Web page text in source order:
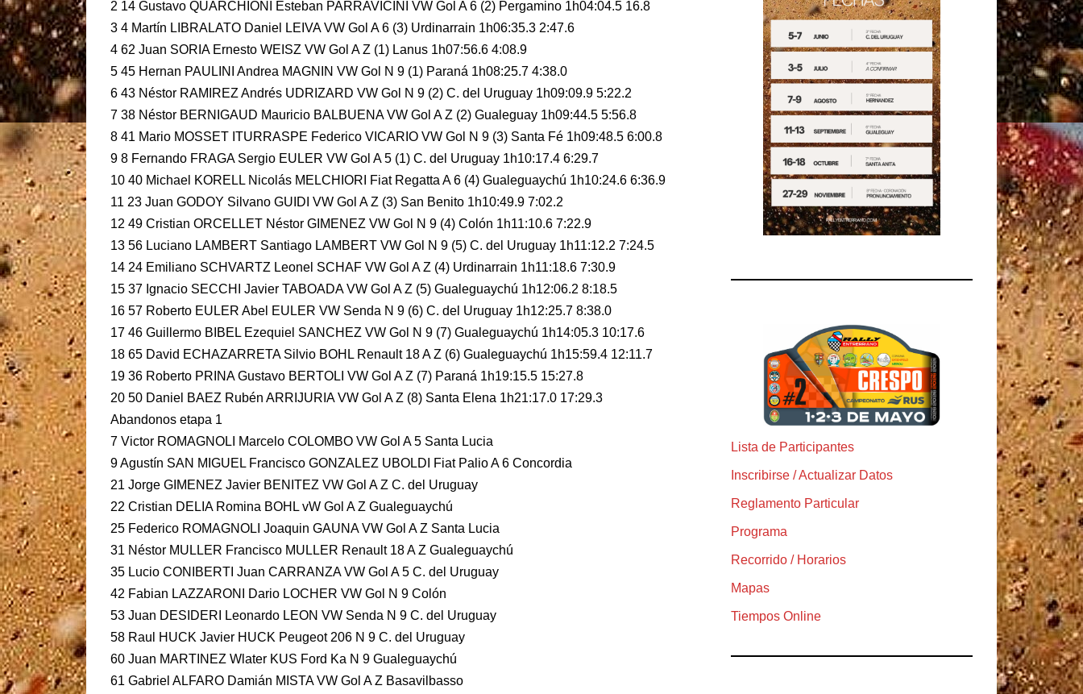
2 14 Gustavo QUARCHIONI Esteban PARRAVICINI VW Gol A 6 (2) Pergamino 1h04:04.5 16.8
3 4 Martín LIBRALATO Daniel LEIVA VW Gol A 6 (3) Urdinarrain 1h06:35.3 2:47.6
4 62 Juan SORIA Ernesto WEISZ VW Gol A Z (1) Lanus 1h07:56.6 4:08.9
5 45 Hernan PAULINI Andrea MAGNIN VW Gol N 9 (1) Paraná 1h08:25.7 4:38.0
6 43 Néstor RAMIREZ Andrés UDRIZARD VW Gol N 9 (2) C. del Uruguay 1h09:09.9 5:22.2
7 38 Néstor BERNIGAUD Mauricio BALBUENA VW Gol A Z (2) Gualeguay 1h09:44.5 5:56.8
8 41 Mario MOSSET ITURRASPE Federico VICARIO VW Gol N 9 (3) Santa Fé 1h09:48.5 6:00.8
9 8 Fernando FRAGA Sergio EULER VW Gol A 5 (1) C. del Uruguay 1h10:17.4 6:29.7
10 40 Michael KORELL Nicolás MELCHIORI Fiat Regatta A 6 (4) Gualeguaychú 1h10:24.6 6:36.9
11 23 Juan GODOY Silvano GUIDI VW Gol A Z (3) San Benito 1h10:49.9 7:02.2
12 49 Cristian ORCELLET Néstor GIMENEZ VW Gol N 9 (4) Colón 1h11:10.6 7:22.9
13 56 Luciano LAMBERT Santiago LAMBERT VW Gol N 9 (5) C. del Uruguay 1h11:12.2 7:24.5
14 24 Emiliano SCHVARTZ Leonel SCHAF VW Gol A Z (4) Urdinarrain 1h11:18.6 7:30.9
15 37 Ignacio SECCHI Javier TABOADA VW Gol A Z (5) Gualeguaychú 1h12:06.2 8:18.5
16 57 Roberto EULER Abel EULER VW Senda N 9 (6) C. del Uruguay 1h12:25.7 8:38.0
17 46 Guillermo BIBEL Ezequiel SANCHEZ VW Gol N 9 (7) Gualeguaychú 1h14:05.3 10:17.6
18 65 David ECHAZARRETA Silvio BOHL Renault 18 A Z (6) Gualeguaychú 1h15:59.4 12:11.7
19 36 Roberto PRINA Gustavo BERTOLI VW Gol A Z (7) Paraná 1h19:15.5 15:27.8
20 50 Daniel BAEZ Rubén ARRIJURIA VW Gol A Z (8) Santa Elena 1h21:17.0 17:29.3
Abandonos etapa 1
7 Victor ROMAGNOLI Marcelo COLOMBO VW Gol A 5 Santa Lucia
9 Agustín SAN MIGUEL Francisco GONZALEZ UBOLDI Fiat Palio A 6 Concordia
21 Jorge GIMENEZ Javier BENITEZ VW Gol A Z C. del Uruguay
22 Cristian DELIA Romina BOHL vW Gol A Z Gualeguaychú
25 Federico ROMAGNOLI Joaquin GAUNA VW Gol A Z Santa Lucia
31 Néstor MULLER Francisco MULLER Renault 18 A Z Gualeguaychú
35 Lucio CONIBERTI Juan CARRANZA VW Gol A 5 C. del Uruguay
42 Fabian LAZZARONI Dario LOCHER VW Gol N 9 Colón
53 Juan DESIDERI Leonardo LEON VW Senda N 9 C. del Uruguay
58 Raul HUCK Javier HUCK Peugeot 206 N 9 C. del Uruguay
60 Juan MARTINEZ Wlater KUS Ford Ka N 9 Gualeguaychú
61 Gabriel ALFARO Damián MISTA VW Gol A Z Basavilbasso
Lista de Participantes
Inscribirse / Actualizar Datos
Reglamento Particular
Programa
Recorrido / Horarios
Mapas
Tiempos Online